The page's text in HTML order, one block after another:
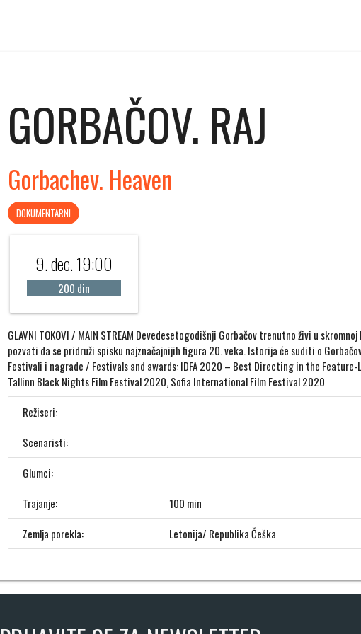
GORBAČOV. RAJ
Gorbachev. Heaven
DOKUMENTARNI
9. dec. 19:00
200 din
GLAVNI TOKOVI / MAIN STREAM Devedesetogodišnji Gorbačov trenutno živi u
pozvati da se pridruži spisku najznačajnijih figura 20. veka. Istorija će suditi o
Festivali i nagrade / Festivals and awards: IDFA 2020 – Best Directing in the
Tallinn Black Nights Film Festival 2020, Sofia International Film Festival 2020
Režiseri:
Scenaristi:
Glumci:
Trajanje:
100 min
Zemlja porekla:
Letonija/ Republika Češka